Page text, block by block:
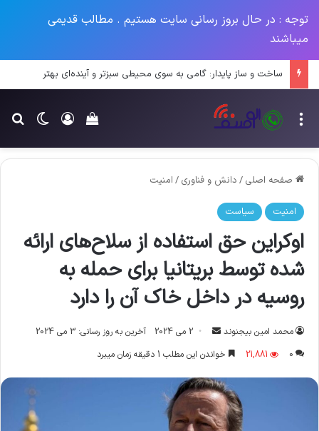
توجه : در حال بروز رسانی سایت هستیم . مطالب قدیمی
میباشند
ساخت و ساز پایدار: گامی به سوی محیطی سبزتر و آینده‌ای بهتر
تغییر ورود
سبد خرید خود منو
صفحه اصلی / دانش و فناوری / امنیت
امنیت سیاست
اوکراین حق استفاده از سلاح‌های ارائه
شده توسط بریتانیا برای حمله به
روسیه در داخل خاک آن را دارد
محمد امین بیجنوند
ارسال
ایمیل
2 می 2024
آخرین به روز رسانی: 3 می 2024
0
21,881 خواندن این مطلب 1 دقیقه زمان میبرد